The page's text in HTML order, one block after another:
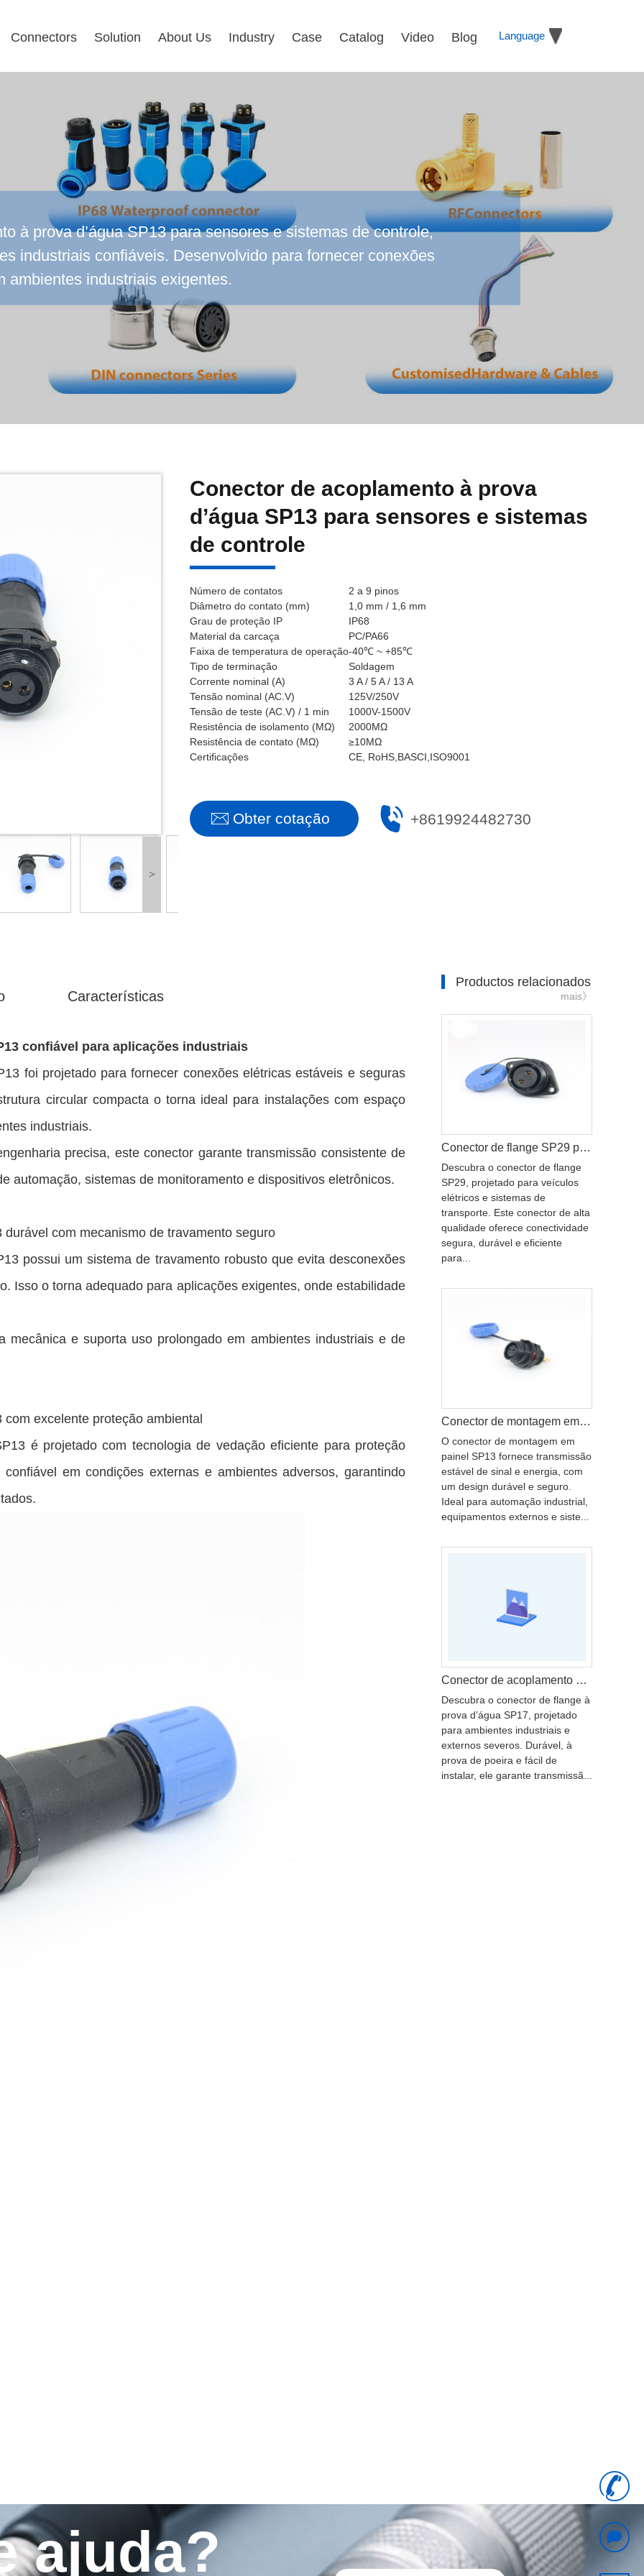
Language
Connectors Solution About Us Industry Case Catalog Video Blog
à prova d’água SP13 para sensores e sistemas de controle,
industriais confiáveis. Desenvolvido para fornecer conexões
ambientes industriais exigentes.
>
Conector de acoplamento à prova
d’água SP13 para sensores e sistemas
de controle
Número de contatos
2 a 9 pinos
Diâmetro do contato (mm)
1,0 mm / 1,6 mm
Grau de proteção IP
IP68
Material da carcaça
PC/PA66
Faixa de temperatura de operação-40℃ ~ +85℃
Tipo de terminação
Soldagem
Corrente nominal (A)
3 A / 5 A / 13 A
Tensão nominal (AC.V)
125V/250V
Tensão de teste (AC.V) / 1 min
1000V-1500V
Resistência de isolamento (MΩ)
2000MΩ
Resistência de contato (MΩ)
≥10MΩ
Certificações
CE, RoHS,BASCI,ISO9001
Obter cotação +8619924482730
Características
confiável para aplicações industriais
foi projetado para fornecer conexões elétricas estáveis e seguras
circular compacta o torna ideal para instalações com espaço
industriais.
precisa, este conector garante transmissão consistente de
automação, sistemas de monitoramento e dispositivos eletrônicos.
com mecanismo de travamento seguro
possui um sistema de travamento robusto que evita desconexões
Isso o torna adequado para aplicações exigentes, onde estabilidade
mecânica e suporta uso prolongado em ambientes industriais e de
excelente proteção ambiental
é projetado com tecnologia de vedação eficiente para proteção
em condições externas e ambientes adversos, garantindo
Productos relacionados
mais》
Conector de flange SP29 para veículos elétricos e sistemas de transporte
Descubra o conector de flange
SP29, projetado para veículos
elétricos e sistemas de
transporte. Este conector de alta
qualidade oferece conectividade
segura, durável e eficiente
para...
Conector de montagem em painel SP13 para aplicações marítimas e externas
O conector de montagem em
painel SP13 fornece transmissão
estável de sinal e energia, com
um design durável e seguro.
Ideal para automação industrial,
equipamentos externos e siste...
Conector de acoplamento SP17 para dispositivos médicos e laboratoriais
Descubra o conector de flange à
prova d’água SP17, projetado
para ambientes industriais e
externos severos. Durável, à
prova de poeira e fácil de
instalar, ele garante transmissã...
ajuda?
+
8
6